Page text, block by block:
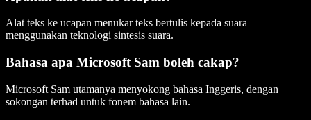
Alat teks ke ucapan menukar teks bertulis kepada suara
menggunakan teknologi sintesis suara.
Bahasa apa Microsoft Sam boleh cakap?
Microsoft Sam utamanya menyokong bahasa Inggeris, dengan
sokongan terhad untuk fonem bahasa lain.